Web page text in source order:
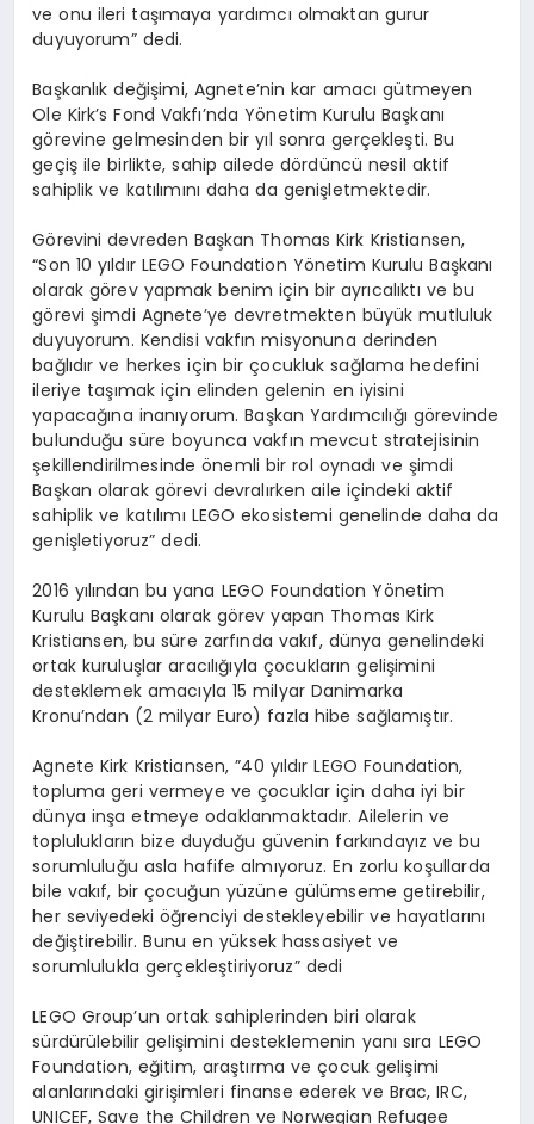
ve onu ileri taşımaya yardımcı olmaktan gurur
duyuyorum” dedi.
Başkanlık değişimi, Agnete’nin kar amacıgütmeyen
Ole Kirk’s Fond Vakfı’nda Yönetim Kurulu Başkanı
görevine gelmesinden bir yıl sonra gerçekleşti. Bu
geçiş ile birlikte, sahip ailede dördüncünesil aktif
sahiplik ve katılımını daha da genişletmektedir.
Görevini devreden Başkan Thomas Kirk Kristiansen,
“Son 10 yıldır LEGO Foundation Yönetim Kurulu Başkanı
olarak görev yapmak benim için bir ayrıcalıktı ve bu
görevişimdi Agnete’ye devretmekten büyük mutluluk
duyuyorum. Kendisi vakfın misyonuna derinden
bağlıdır ve herkes için birçocukluk sağlama hedefini
ileriye taşımak için elinden gelenin en iyisini
yapacağına inanıyorum. Başkan Yardımcılığı görevinde
bulunduğu süre boyunca vakfın mevcut stratejisinin
şekillendirilmesindeönemli bir rol oynadıve şimdi
Başkan olarak görevi devralırken aile içindeki aktif
sahiplik ve katılımı LEGO ekosistemi genelinde daha da
genişletiyoruz” dedi.
2016 yılından bu yana LEGO Foundation Yönetim
Kurulu Başkanı olarak görev yapan Thomas Kirk
Kristiansen, bu süre zarfında vakıf, dünya genelindeki
ortak kuruluşlar aracılığıyla çocukların gelişimini
desteklemek amacıyla 15 milyar Danimarka
Kronu’ndan (2 milyar Euro) fazla hibe sağlamıştır.
Agnete Kirk Kristiansen,”40 yıldır LEGO Foundation,
topluma geri vermeye ve çocuklar için daha iyi bir
dünya inşa etmeye odaklanmaktadır. Ailelerin ve
toplulukların bize duyduğu güvenin farkındayız ve bu
sorumluluğu asla hafife almıyoruz. En zorlu koşullarda
bile vakıf, bir çocuğun yüzüne gülümseme getirebilir,
her seviyedeki öğrenciyi destekleyebilir ve hayatlarını
değiştirebilir. Bunu en yüksek hassasiyet ve
sorumlulukla gerçekleştiriyoruz” dedi
LEGO Group’un ortak sahiplerinden biri olarak
sürdürülebilir gelişimini desteklemenin yanısıra LEGO
Foundation, eğitim, araştırma veçocuk gelişimi
alanlarındaki girişimleri finanse ederek ve Brac, IRC,
UNICEF, Save the Children ve Norwegian Refugee